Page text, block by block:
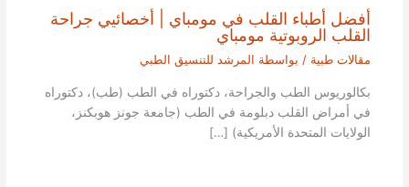
أفضل أطباء القلب في مومباي | أخصائيي جراحة
القلب الروبوتية مومباي
مقالات طبية / بواسطة المرشد للتنسيق الطبي
بكالوريوس الطب والجراحة، دكتوراه في الطب (طب)، دكتوراه
في أمراض القلب دبلومة في الطب (جامعة جونز هوبكنز،
الولايات المتحدة الأمريكية) […]